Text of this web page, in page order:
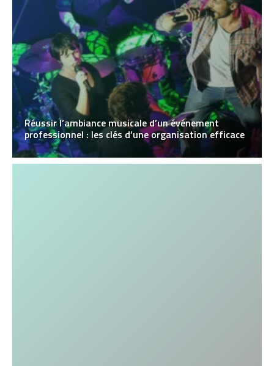
Réussir l’ambiance musicale d’un événement
professionnel : les clés d’une organisation efficace